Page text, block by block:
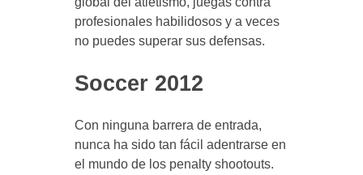
profesionales habilidosos y a veces
no puedes superar sus defensas.
Soccer 2012
Con ninguna barrera de entrada,
nunca ha sido tan fácil adentrarse en
el mundo de los penalty shootouts.